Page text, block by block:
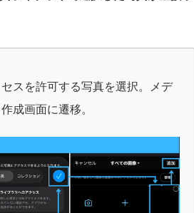
スを許可する写真を選択。メデ
成画面に遷移。